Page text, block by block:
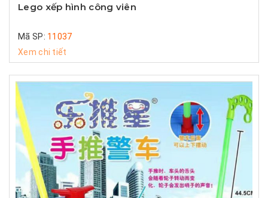
Lego xếp hình công viên
Mã SP: 11037
Xem chi tiết